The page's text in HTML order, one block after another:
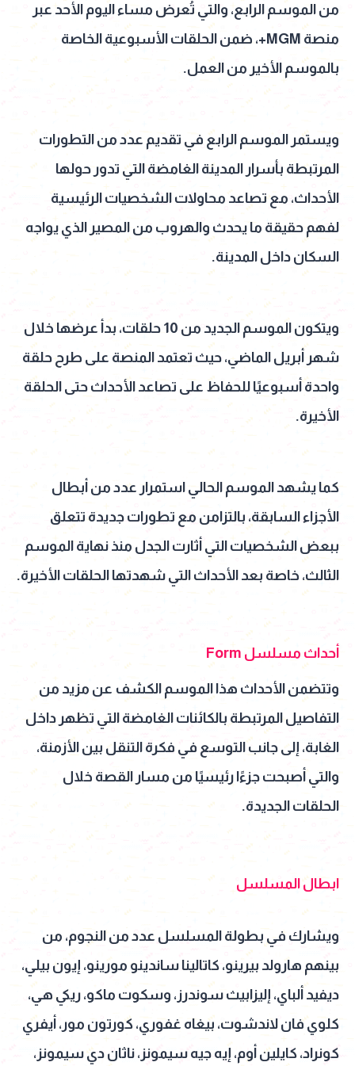
من الموسم الرابع، والتي تُعرض مساء اليوم الأحد عبر
منصة MGM+، ضمن الحلقات الأسبوعية الخاصة
بالموسم الأخير من العمل.
ويستمر الموسم الرابع في تقديم عدد من التطورات
المرتبطة بأسرار المدينة الغامضة التي تدور حولها
الأحداث، مع تصاعد محاولات الشخصيات الرئيسية
لفهم حقيقة ما يحدث والهروب من المصير الذي يواجه
السكان داخل المدينة.
ويتكون الموسم الجديد من 10 حلقات، بدأ عرضها خلال
شهر أبريل الماضي، حيث تعتمد المنصة على طرح حلقة
واحدة أسبوعيًا للحفاظ على تصاعد الأحداث حتى الحلقة
الأخيرة.
كما يشهد الموسم الحالي استمرار عدد من أبطال
الأجزاء السابقة، بالتزامن مع تطورات جديدة تتعلق
ببعض الشخصيات التي أثارت الجدل منذ نهاية الموسم
الثالث، خاصة بعد الأحداث التي شهدتها الحلقات الأخيرة.
أحداث مسلسل Form
وتتضمن الأحداث هذا الموسم الكشف عن مزيد من
التفاصيل المرتبطة بالكائنات الغامضة التي تظهر داخل
الغابة، إلى جانب التوسع في فكرة التنقل بين الأزمنة،
والتي أصبحت جزءًا رئيسيًا من مسار القصة خلال
الحلقات الجديدة.
ابطال المسلسل
ويشارك في بطولة المسلسل عدد من النجوم، من
بينهم هارولد بيرينو، كاتالينا ساندينو مورينو، إيون بيلي،
ديفيد ألباي، إليزابيث سوندرز، وسكوت ماكو، ريكي هي،
كلوي فان لاندشوت، بيغاه غفوري، كورتون مور، أيفري
كونراد، كايلين أوم، إيه جيه سيمونز، ناثان دي سيمونز،